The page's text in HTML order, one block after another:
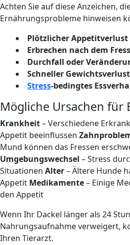
Achten Sie auf diese Anzeichen,
Ernährungsprobleme hinweisen
Plötzlicher Appetitverlust
Erbrechen nach dem
Durchfall oder
Schneller
Stress-bedingtes
Mögliche Ursachen für
Krankheit– Verschiedene
Appetit beeinflussen
Mund können das Fressen
Umgebungswechsel – Stress
Situationen Alter– Ältere Hunde
Appetit Medikamente– Einige
den Appetit
Wenn Ihr Dackel länger als 24
Nahrungsaufnahme verweigert,
Ihren Tierarzt.